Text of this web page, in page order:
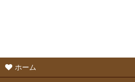
ホーム